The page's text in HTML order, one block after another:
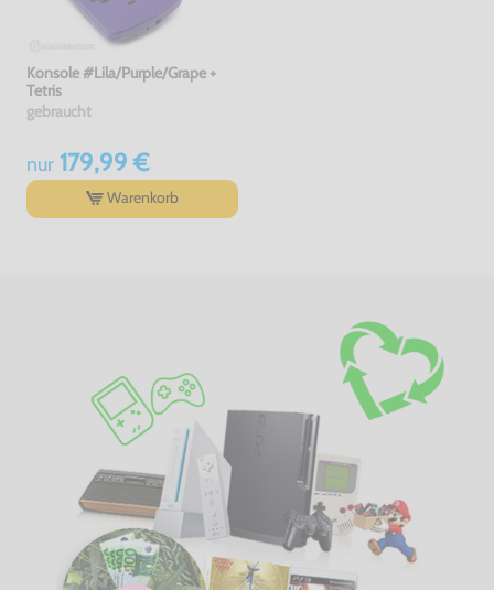
Konsole #Lila/Purple/Grape +
Tetris
gebraucht
nur179,99 €
Warenkorb